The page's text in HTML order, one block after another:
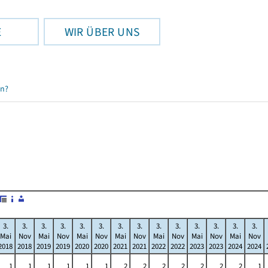
WIR ÜBER UNS
3.
Mai
3.
Nov
2018
3.
Mai
2019
3.
Nov
2019
3.
Mai
2020
3.
Nov
2020
3.
Mai
2021
3.
Nov
2021
3.
Mai
2022
3.
Nov
2022
3.
Mai
2023
3.
Nov
2023
3.
Mai
2024
3.
Nov
2024
1 1 1 1 1 1 2 2 2 2 2 2 2
1